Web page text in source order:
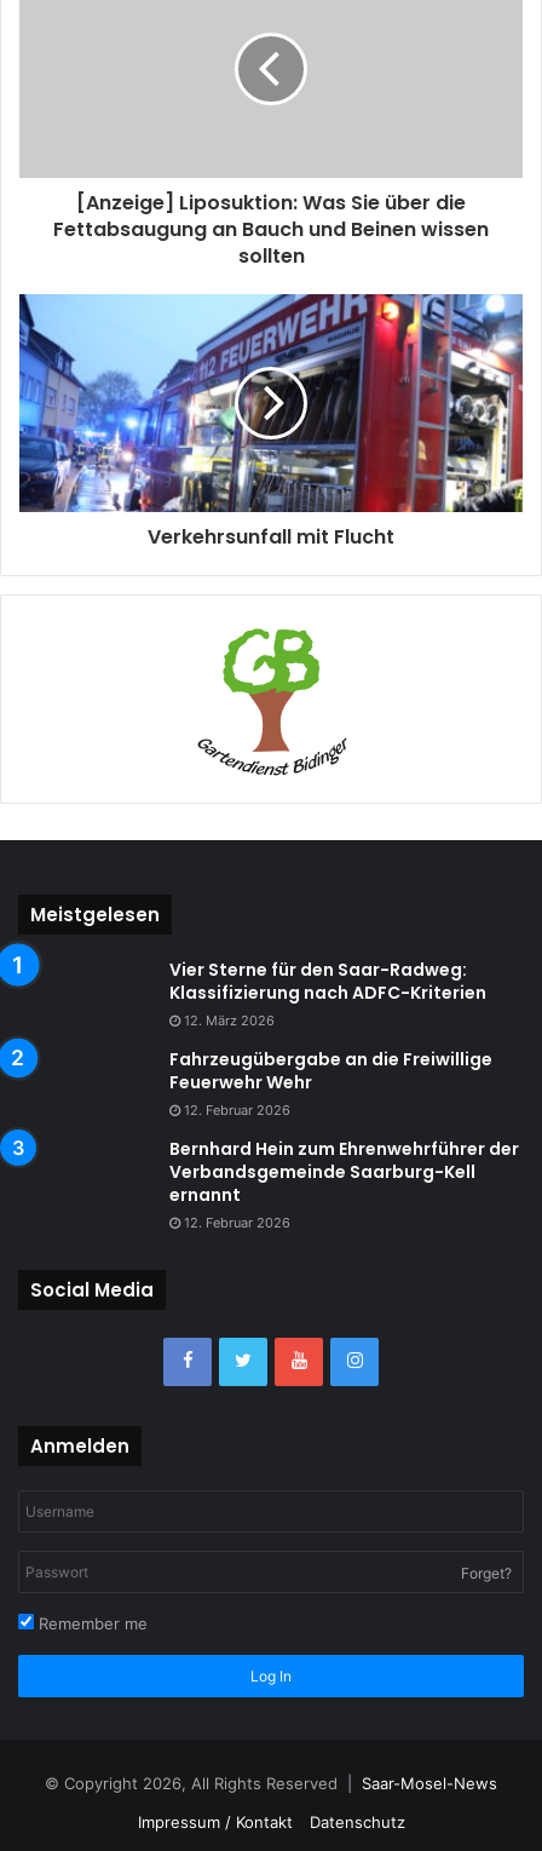
[Anzeige] Liposuktion: Was Sie über die
Fettabsaugung an Bauch und Beinen wissen
sollten
Verkehrsunfall mit Flucht
Meistgelesen
Vier Sterne für den Saar-Radweg:
Klassifizierung nach ADFC-Kriterien
12. März 2026
Fahrzeugübergabe an die Freiwillige
Feuerwehr Wehr
12. Februar 2026
Bernhard Hein zum Ehrenwehrführer der
Verbandsgemeinde Saarburg-Kell
ernannt
12. Februar 2026
Social Media
Anmelden
Forget?
Remember me
Log In
© Copyright 2026, All Rights Reserved | Saar-Mosel-News
Impressum / Kontakt
Datenschutz